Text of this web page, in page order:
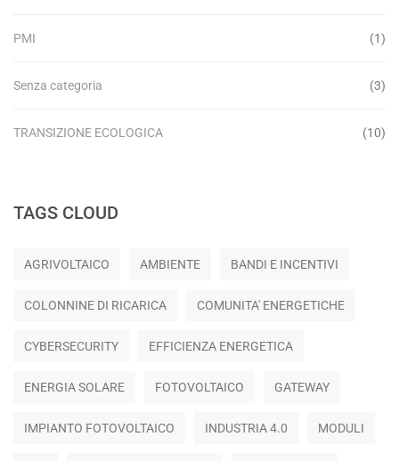
PMI (1)
Senza categoria (3)
TRANSIZIONE ECOLOGICA (10)
TAGS CLOUD
AGRIVOLTAICO AMBIENTE BANDI E INCENTIVI
COLONNINE DI RICARICA COMUNITA' ENERGETICHE
CYBERSECURITY EFFICIENZA ENERGETICA
ENERGIA SOLARE FOTOVOLTAICO GATEWAY
IMPIANTO FOTOVOLTAICO INDUSTRIA 4.0 MODULI